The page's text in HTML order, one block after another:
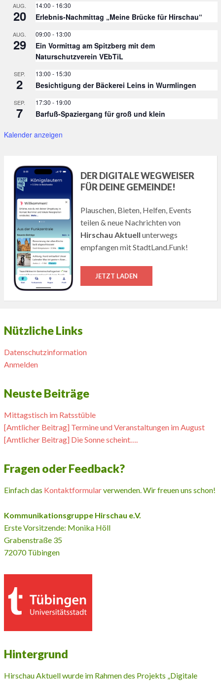
AUG.
20
14:00 - 16:30
Erlebnis-Nachmittag „Meine Brücke für Hirschau“
AUG.
29
09:00 - 13:00
Ein Vormittag am Spitzberg mit dem
Naturschutzverein VEbTiL
SEP.
2
13:00 - 15:30
Besichtigung der Bäckerei Leins in Wurmlingen
SEP.
7
17:30 - 19:00
Barfuß-Spaziergang für groß und klein
Kalender anzeigen
DER DIGITALE WEGWEISER
FÜR DEINE GEMEINDE!
Plauschen, Bieten, Helfen, Events
teilen & neue Nachrichten von
Hirschau Aktuell unterwegs
empfangen mit StadtLand.Funk!
JETZT LADEN
Nützliche Links
Datenschutzinformation
Anmelden
Neuste Beiträge
Mittagstisch im Ratsstüble
[Amtlicher Beitrag] Termine und Veranstaltungen im August
[Amtlicher Beitrag] Die Sonne scheint….
Fragen oder Feedback?
Einfach das Kontaktformularverwenden. Wir freuen uns schon!
Kommunikationsgruppe Hirschau e.V.
Erste Vorsitzende: Monika Höll
Grabenstraße 35
72070 Tübingen
Hintergrund
Hirschau Aktuell wurde im Rahmen des Projekts „Digitale